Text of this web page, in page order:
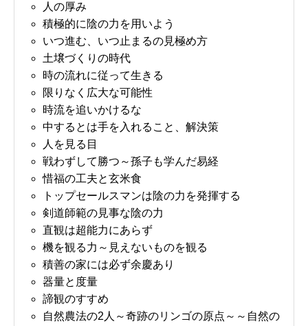
人の厚み
積極的に陰の力を用いよう
いつ進む、いつ止まるの見極め方
土壌づくりの時代
時の流れに従って生きる
限りなく広大な可能性
時流を追いかけるな
中するとは手を入れること、解決策
人を見る目
戦わずして勝つ～孫子も学んだ易経
惜福の工夫と玄米食
トップセールスマンは陰の力を発揮する
剣道師範の見事な陰の力
直観は超能力にあらず
機を観る力～見えないものを観る
積善の家には必ず余慶あり
器量と度量
諦観のすすめ
自然農法の2人～奇跡のリンゴの原点～～自然の